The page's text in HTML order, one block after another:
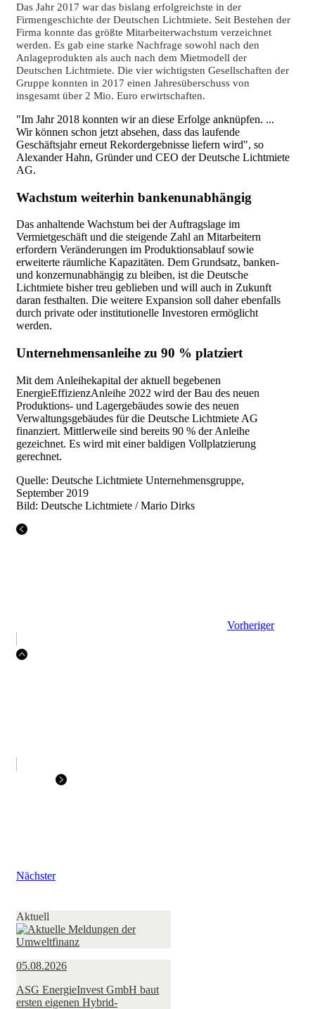
Das Jahr 2017 war das bislang erfolgreichste in der
Firmengeschichte der Deutschen Lichtmiete. Seit Bestehen der
Firma konnte das größte Mitarbeiterwachstum verzeichnet
werden. Es gab eine starke Nachfrage sowohl nach den
Anlageprodukten als auch nach dem Mietmodell der
Deutschen Lichtmiete. Die vier wichtigsten Gesellschaften der
Gruppe konnten in 2017 einen Jahresüberschuss von
insgesamt über 2 Mio. Euroerwirtschaften.
"Im Jahr 2018 konnten wir an diese Erfolge anknüpfen. ...
Wir können schon jetzt absehen, dass das laufende
Geschäftsjahr erneut Rekordergebnisse liefern wird", so
Alexander Hahn, Gründer und CEO der Deutsche Lichtmiete
AG.
Wachstum weiterhin bankenunabhängig
Das anhaltende Wachstum bei der Auftragslage im
Vermietgeschäft und die steigende Zahl an Mitarbeitern
erfordern Veränderungen im Produktionsablauf sowie
erweiterte räumliche Kapazitäten. Dem Grundsatz, banken-
und konzernunabhängig zu bleiben, ist die Deutsche
Lichtmiete bisher treu geblieben und will auch in Zukunft
daran festhalten. Die weitere Expansion soll daher ebenfalls
durch private oder institutionelle Investoren ermöglicht
werden.
Unternehmensanleihe zu 90 % platziert
Mit dem Anleihekapital deraktuell begebenen
EnergieEffizienzAnleihe 2022wird der Bau des neuen
Produktions- und Lagergebäudes sowie des neuen
Verwaltungsgebäudes für die Deutsche Lichtmiete AG
finanziert. Mittlerweile sind bereits 90 % der Anleihe
gezeichnet. Es wird mit einer baldigen Vollplatzierung
gerechnet.
Quelle: Deutsche Lichtmiete Unternehmensgruppe,
September 2019
Bild: Deutsche Lichtmiete / Mario Dirks
Vorheriger
Nächster
Aktuell
05.08.2026
ASG EnergieInvest GmbH baut
ersten eigenen Hybrid-